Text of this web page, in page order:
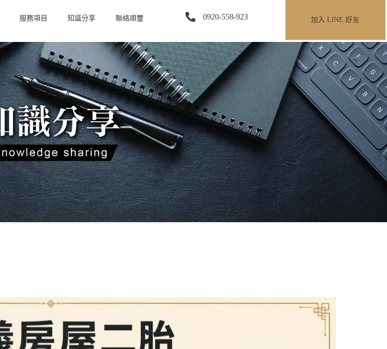
服務項目 知識分享 聯絡順璽 0920-558-923 加入 LINE 好友